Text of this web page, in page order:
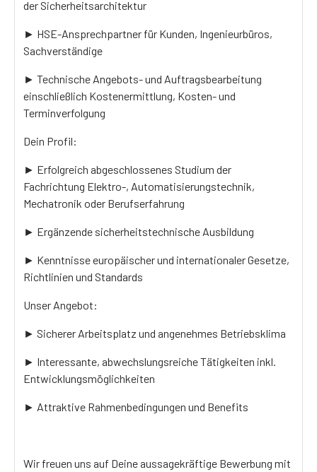
der Sicherheitsarchitektur
► HSE-Ansprechpartner für Kunden, Ingenieurbüros,
Sachverständige
► Technische Angebots- und Auftragsbearbeitung
einschließlich Kostenermittlung, Kosten- und
Terminverfolgung
Dein Profil:
► Erfolgreich abgeschlossenes Studium der
Fachrichtung Elektro-, Automatisierungstechnik,
Mechatronik oder Berufserfahrung
► Ergänzende sicherheitstechnische Ausbildung
► Kenntnisse europäischer und internationaler Gesetze,
Richtlinien und Standards
Unser Angebot:
► Sicherer Arbeitsplatz und angenehmes Betriebsklima
► Interessante, abwechslungsreiche Tätigkeiten inkl.
Entwicklungsmöglichkeiten
► Attraktive Rahmenbedingungen und Benefits
Wir freuen uns auf Deine aussagekräftige Bewerbung mit